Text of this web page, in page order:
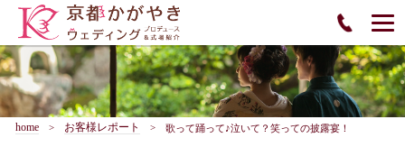
home お客様レポート 歌って踊って♪泣いて？笑っての披露宴！